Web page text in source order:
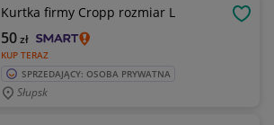
Kurtka firmy Cropp rozmiar L
KUP TERAZ
50zł
SPRZEDAJĄCY: OSOBA PRYWATNA
Słupsk